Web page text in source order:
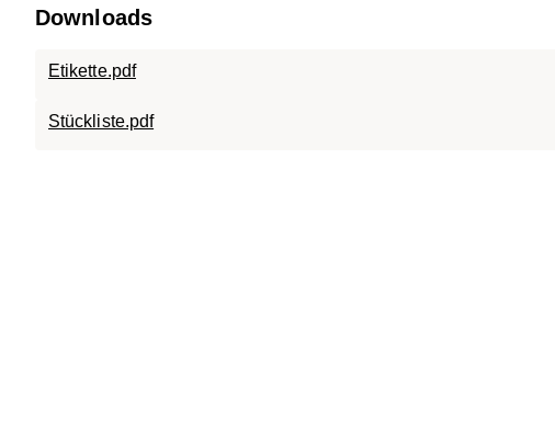
Downloads
Etikette.pdf
Stückliste.pdf